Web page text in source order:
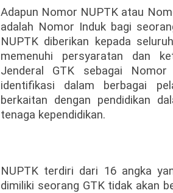
Adapun Nomor NUPTK atau
adalah Nomor Induk bagi
NUPTK diberikan kepada
memenuhi persyaratan dan
Jenderal GTK sebagai
identifikasi dalam berbagai
berkaitan dengan pendidikan
tenaga kependidikan.
NUPTK terdiri dari 16 angka
dimiliki seorang GTK tidak akan